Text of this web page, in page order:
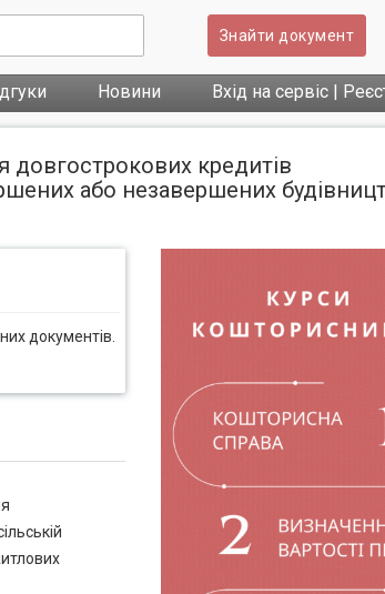
Знайти документ
Новини Вхід на сервіс |
кредитів
або незавершених
документів.